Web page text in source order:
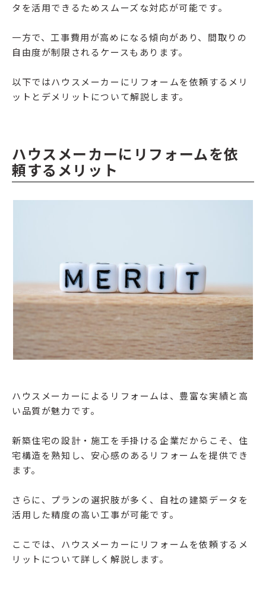
タを活用できるためスムーズな対応が可能です。
一方で、工事費用が高めになる傾向があり、間取りの
自由度が制限されるケースもあります。
以下ではハウスメーカーにリフォームを依頼するメリ
ットとデメリットについて解説します。
ハウスメーカーにリフォームを依
頼するメリット
ハウスメーカーによるリフォームは、豊富な実績と高
い品質が魅力です。
新築住宅の設計・施工を手掛ける企業だからこそ、住
宅構造を熟知し、安心感のあるリフォームを提供でき
ます。
さらに、プランの選択肢が多く、自社の建築データを
活用した精度の高い工事が可能です。
ここでは、ハウスメーカーにリフォームを依頼するメ
リットについて詳しく解説します。